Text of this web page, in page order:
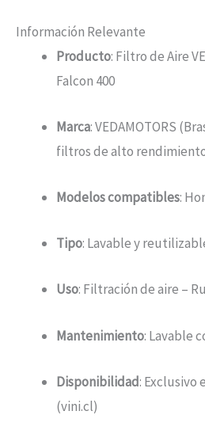
Información Relevante
Producto: Filtro de Aire
Falcon 400
Marca: VEDAMOTORS
filtros de alto
Modelos compatibles:
Tipo: Lavable y
Uso: Filtración de aire –
Mantenimiento: Lavable
Disponibilidad: Exclusivo
(vini.cl)